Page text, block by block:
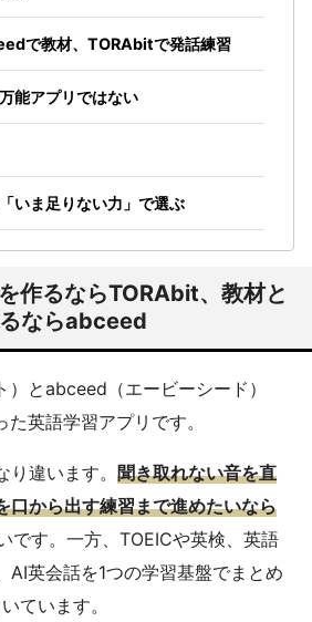
で教材、TORAbitで発話練習
能アプリではない
いま足りない力」で選ぶ
作るならTORAbit、教材と
ならabceed
とabceed（エービーシード）
英語学習アプリです。
違います。 聞き取れない音を直
口から出す練習まで進めたいなら
です。一方、TOEICや英検、英語
AI英会話を1つの学習基盤でまとめ
ています。